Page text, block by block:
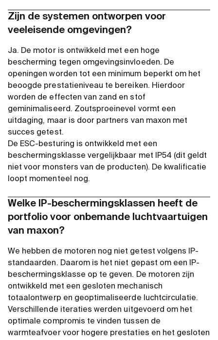
Zijn de systemen ontworpen voor
veeleisende omgevingen?
Ja. De motor is ontwikkeld met een hoge
bescherming tegen omgevingsinvloeden. De
openingen worden tot een minimum beperkt om het
beoogde prestatieniveau te bereiken. Hierdoor
worden de effecten van zand en stof
geminimaliseerd. Zoutsproeinevel vormt een
uitdaging, maar is door partners van maxon met
succes getest.
De ESC-besturing is ontwikkeld met een
beschermingsklasse vergelijkbaar met IP54 (dit geldt
niet voor monsters van de producten). De kwalificatie
loopt momenteel nog.
Welke IP-beschermingsklassen heeft de
portfolio voor onbemande luchtvaartuigen
van maxon?
We hebben de motoren nog niet getest volgens IP-
standaarden. Daarom is het niet gepast om een IP-
beschermingsklasse op te geven. De motoren zijn
ontwikkeld met een gesloten mechanisch
totaalontwerp en geoptimaliseerde luchtcirculatie.
Verschillende iteraties werden uitgevoerd om het
optimale compromis te vinden tussen de
warmteafvoer voor hogere prestaties en het gesloten